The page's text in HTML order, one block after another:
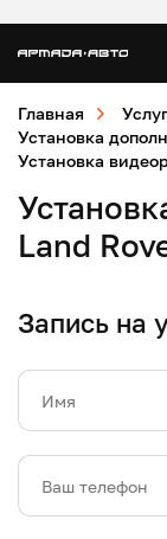
Главная
Установка
Установка
Land
Запись на
Имя
Ваш телефон